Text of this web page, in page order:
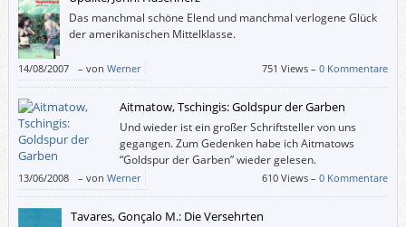
Das manchmal schöne Elend und manchmal verlogene Glück
der amerikanischen Mittelklasse.
14/08/2007 – von Werner 751 Views –0 Kommentare
Aitmatow, Tschingis: Goldspur der Garben
Und wieder ist ein großer Schriftsteller von uns
gegangen. Zum Gedenken habe ich Aitmatows
“Goldspur der Garben” wieder gelesen.
13/06/2008 – von Werner 610 Views –0 Kommentare
Tavares, Gonçalo M.: Die Versehrten